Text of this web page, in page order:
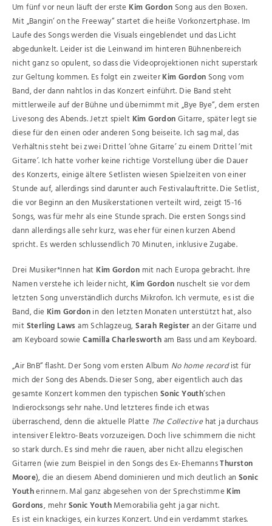
Um fünf vor neun läuft der erste Kim Gordon Song aus den Boxen.
Mit „Bangin‘ on the Freeway“ startet die heiße Vorkonzertphase. Im
Laufe des Songs werden die Visuals eingeblendet und das Licht
abgedunkelt. Leider ist die Leinwand im hinteren Bühnenbereich
nicht ganz so opulent, so dass die Videoprojektionen nicht superstark
zur Geltung kommen. Es folgt ein zweiterKim Gordon Song vom
Band, der dann nahtlos in das Konzert einführt. Die Band steht
mittlerweile auf der Bühne und übernimmt mit „Bye Bye“, dem ersten
Livesong des Abends. Jetzt spielt Kim GordonGitarre, später legt sie
diese für den einen oder anderen Song beiseite. Ich sag mal, das
Verhältnis steht bei zwei Drittel ‘ohne Gitarre’ zu einem Drittel ‘mit
Gitarre’. Ich hatte vorher keine richtige Vorstellung über die Dauer
des Konzerts, einige ältere Setlisten wiesen Spielzeiten von einer
Stunde auf, allerdings sind darunter auch Festivalauftritte. Die Setlist,
die vor Beginn an den Musikerstationen verteilt wird, zeigt 15-16
Songs, was für mehr als eine Stunde sprach. Die ersten Songs sind
dann allerdings alle sehr kurz, was eher für einen kurzen Abend
spricht. Es werden schlussendlich 70 Minuten, inklusive Zugabe.
Drei Musiker*Innen hat Kim Gordon mit nach Europa gebracht. Ihre
Namen verstehe ich leider nicht, Kim Gordon nuschelt sie vor dem
letzten Song unverständlich durchs Mikrofon. Ich vermute, es ist die
Band, die Kim Gordonin den letzten Monaten unterstützt hat, also
mitSterling Laws am Schlagzeug,Sarah Registeran der Gitarre und
am Keyboard sowieCamilla Charleswortham Bass und am Keyboard.
„Air BnB“ flasht. Der Song vom ersten Album No home recordist für
mich der Song des Abends. Dieser Song, aber eigentlich auch das
gesamte Konzert kommen den typischenSonic Youth’schen
Indierocksongs sehr nahe. Und letzteres finde ich etwas
überraschend, denn die aktuelle Platte The Collectivehat ja durchaus
intensiver Elektro-Beats vorzuzeigen. Doch live schimmern die nicht
so stark durch. Es sind mehr die rauen, aber nicht allzu elegischen
Gitarren (wie zum Beispiel in den Songs des Ex-EhemannsThurston
Moore), die an diesem Abend dominieren und mich deutlich anSonic
Youtherinnern. Mal ganz abgesehen von der SprechstimmeKim
Gordons, mehrSonic YouthMemorabilia geht ja gar nicht.
Es ist ein knackiges, ein kurzes Konzert. Und ein verdammt starkes.